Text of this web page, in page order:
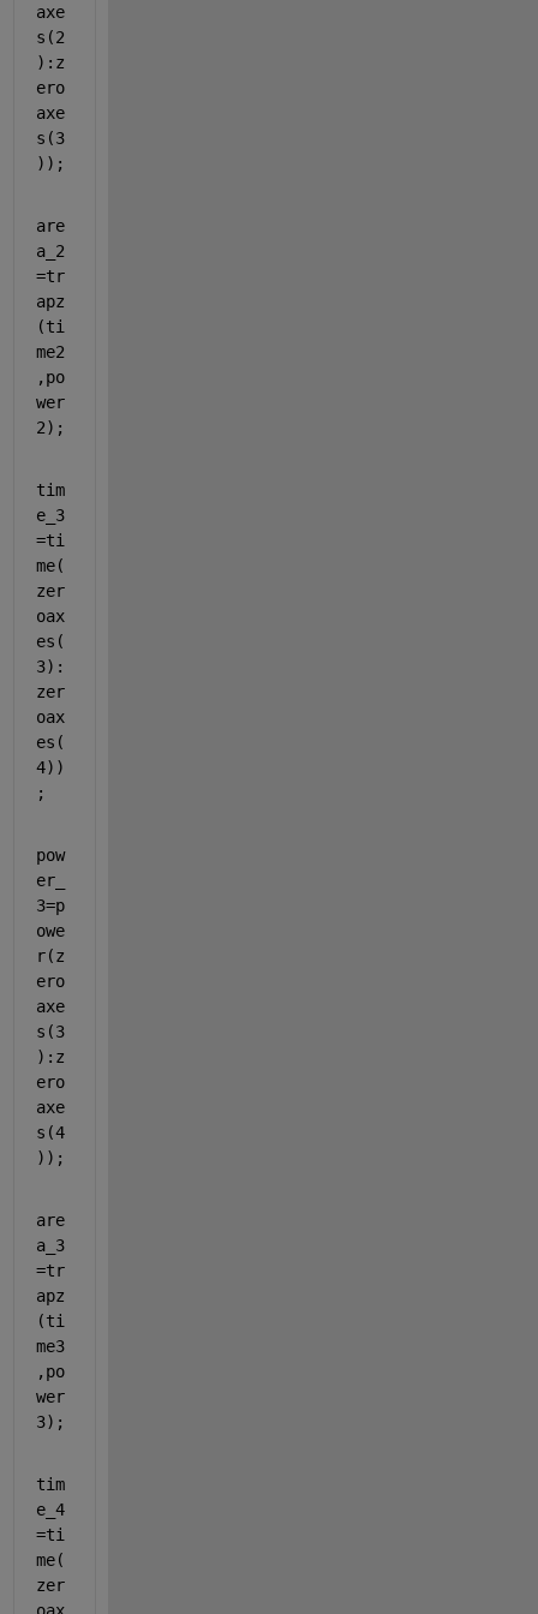
axe
s(2
):z
ero
axe
s(3
));
are
a_2
=tr
apz
(ti
me2
,po
wer
2);
tim
e_3
=ti
me(
zer
oax
es(
3):
zer
oax
es(
4))
;
pow
er_
3=p
owe
r(z
ero
axe
s(3
):z
ero
axe
s(4
));
are
a_3
=tr
apz
(ti
me3
,po
wer
3);
tim
e_4
=ti
me(
zer